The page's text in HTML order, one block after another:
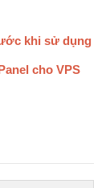
khi sử dụng
cho VPS